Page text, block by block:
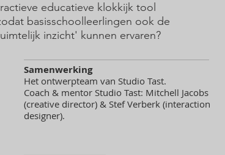
educatieve klokkijk tool
basisschoolleerlingen ook de
inzicht' kunnen ervaren?
Samenwerking
Het ontwerpteam van Studio Tast.
Coach & mentor Studio Tast: Mitchell Jacobs
(creative director) & Stef Verberk (interaction
designer).